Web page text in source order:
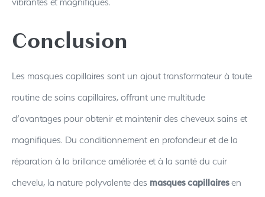
Conclusion
Les masques capillaires sont un ajout transformateur à toute
routine de soins capillaires, offrant une multitude
d’avantages pour obtenir et maintenir des cheveux sains et
magnifiques. Du conditionnement en profondeur et de la
réparation à la brillance améliorée et à la santé du cuir
chevelu, la nature polyvalente des masques capillairesen